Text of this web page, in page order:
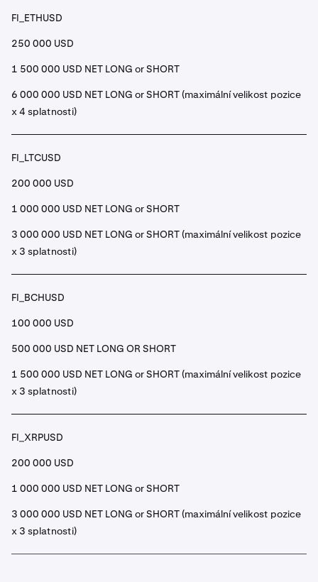
FI_ETHUSD
250 000 USD
1 500 000 USD NET LONG or SHORT
6 000 000 USD NET LONG or SHORT (maximální velikost pozice
x 4 splatnosti)
FI_LTCUSD
200 000 USD
1 000 000 USD NET LONG or SHORT
3 000 000 USD NET LONG or SHORT (maximální velikost pozice
x 3 splatnosti)
FI_BCHUSD
100 000 USD
500 000 USD NET LONG OR SHORT
1 500 000 USD NET LONG or SHORT (maximální velikost pozice
x 3 splatnosti)
FI_XRPUSD
200 000 USD
1 000 000 USD NET LONG or SHORT
3 000 000 USD NET LONG or SHORT (maximální velikost pozice
x 3 splatnosti)